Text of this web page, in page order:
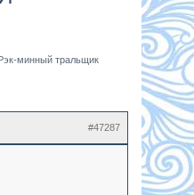
минный тральщик
#47287